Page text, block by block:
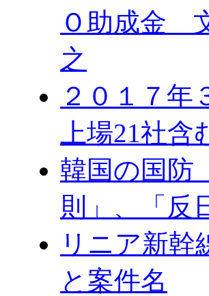
Ｏ助成金
之
２０１７
上場21社
韓国の国防
則」、「反
リニア新
と案件名